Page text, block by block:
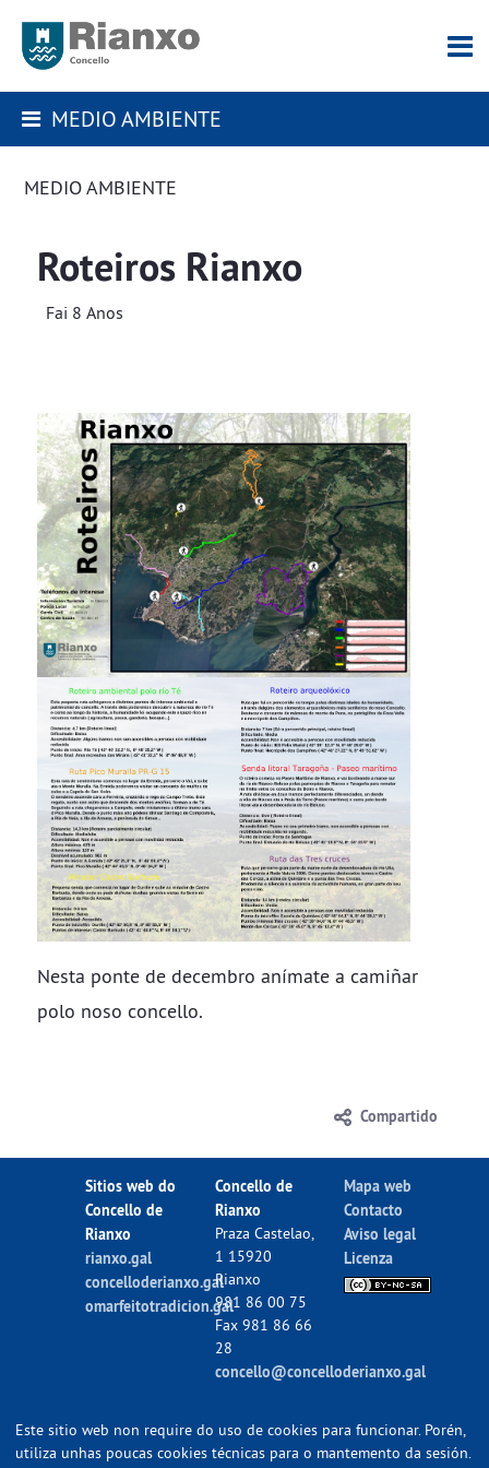
MEDIO AMBIENTE
MEDIO AMBIENTE
Roteiros Rianxo
Fai 8 Anos
Nesta ponte de decembro anímate a camiñar
polo noso concello.
Compartido
Sitios web do
Concello de
Rianxo
rianxo.gal
concelloderianxo.gal
omarfeitotradicion.gal
Concello de
Rianxo
Praza Castelao,
1 15920
Rianxo
981 86 00 75
Fax 981 86 66
28
concello@concelloderianxo.gal
Mapa web
Contacto
Aviso legal
Licenza
Este sitio web non require do uso de cookies para funcionar. Porén,
utiliza unhas poucas cookies técnicas para o mantemento da sesión.